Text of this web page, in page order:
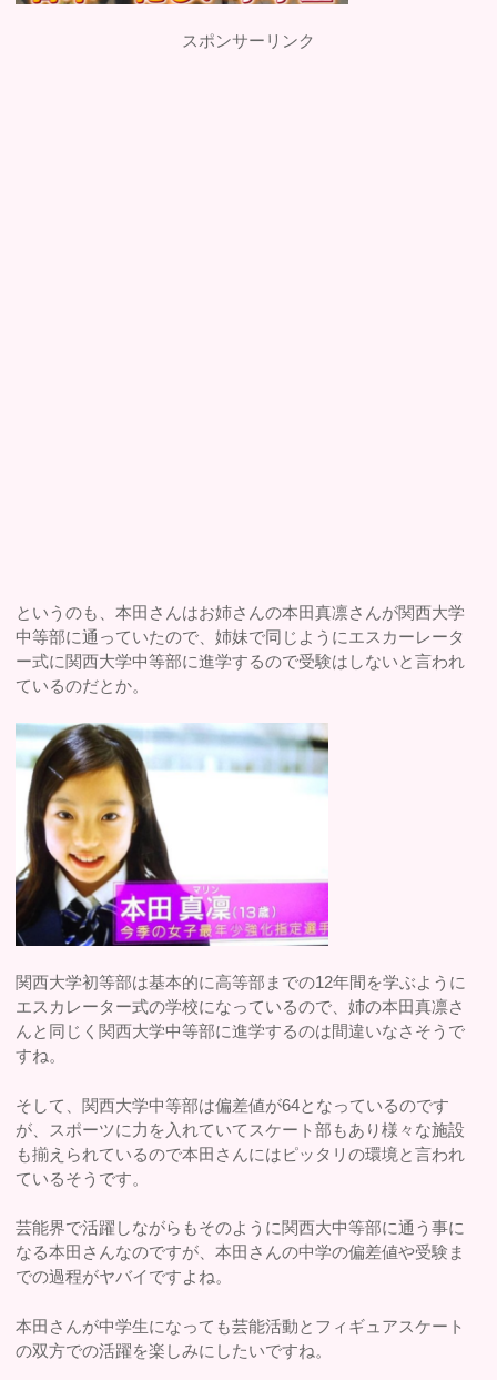
スポンサーリンク
というのも、本田さんはお姉さんの本田真凛さんが関西大学
中等部に通っていたので、姉妹で同じようにエスカーレータ
ー式に関西大学中等部に進学するので受験はしないと言われ
ているのだとか。
関西大学初等部は基本的に高等部までの12年間を学ぶように
エスカレーター式の学校になっているので、姉の本田真凛さ
んと同じく関西大学中等部に進学するのは間違いなさそうで
すね。
そして、関西大学中等部は偏差値が64となっているのです
が、スポーツに力を入れていてスケート部もあり様々な施設
も揃えられているので本田さんにはピッタリの環境と言われ
ているそうです。
芸能界で活躍しながらもそのように関西大中等部に通う事に
なる本田さんなのですが、本田さんの中学の偏差値や受験ま
での過程がヤバイですよね。
本田さんが中学生になっても芸能活動とフィギュアスケート
の双方での活躍を楽しみにしたいですね。